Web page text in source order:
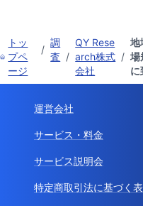
トッ
プペ
ージ
/
調
査 /
QY Rese
arch株式
会社
/
地
場
に
運営会社
サービス・料金
サービス説明会
特定商取引法に基づく